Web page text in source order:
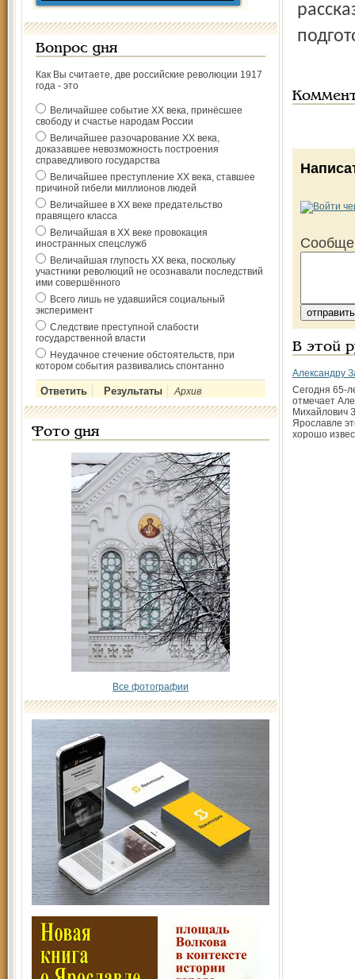
Вопрос дня
Как Вы считаете, две российские революции 1917
года - это
Величайшее событие ХХ века, принёсшее
свободу и счастье народам России
Величайшее разочарование ХХ века,
доказавшее невозможность построения
справедливого государства
Величайшее преступление ХХ века, ставшее
причиной гибели миллионов людей
Величайшее в ХХ веке предательство
правящего класса
Величайшая в ХХ веке провокация
иностранных спецслужб
Величайшая глупость ХХ века, поскольку
участники революций не осознавали последствий
ими совершённого
Всего лишь не удавшийся социальный
эксперимент
Следствие преступной слабости
государственной власти
Неудачное стечение обстоятельств, при
котором события развивались спонтанно
Архив
Фото дня
Все фотографии
В этой
Александру
Сегодня 65-
отмечает
Михайлович
Ярославле
хорошо